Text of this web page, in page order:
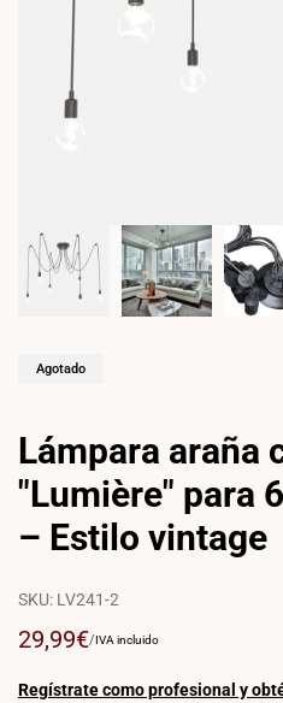
Agotado
Lámpara araña
"Lumière" para
– Estilo vintage
SKU: LV241-2
Precio
venta
29,99€PRECIO
/POR
IVA incluido
Regístrate como profesional y